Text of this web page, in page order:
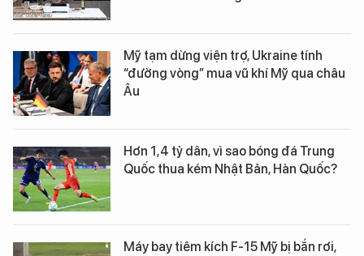
Mỹ tạm dừng viện trợ, Ukraine tính
“đường vòng” mua vũ khí Mỹ qua châu
Âu
Hơn 1,4 tỷ dân, vì sao bóng đá Trung
Quốc thua kém Nhật Bản, Hàn Quốc?
Máy bay tiêm kích F-15 Mỹ bị bắn rơi,